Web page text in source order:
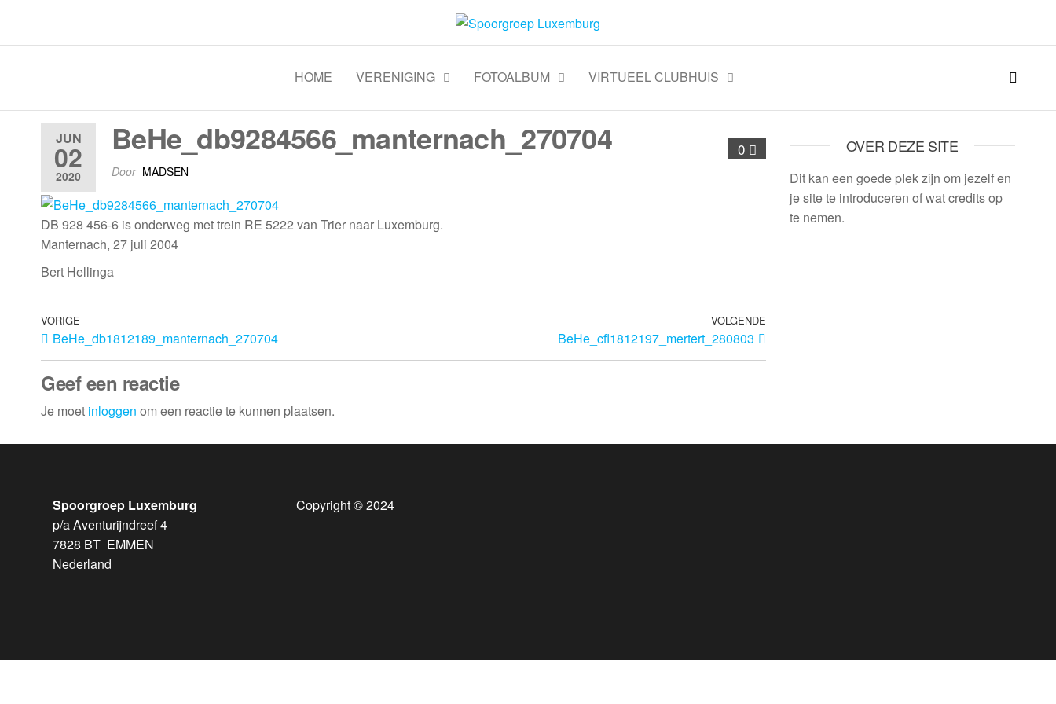
Spoorgroep Luxemburg
HOME VERENIGING FOTOALBUM VIRTUEEL CLUBHUIS
JUN
02
2020
0
BeHe_db9284566_manternach_270704
Door MADSEN
DB 928 456-6 is onderweg met trein RE 5222 van Trier naar Luxemburg.
Manternach, 27 juli 2004
Bert Hellinga
VORIGE
BeHe_db1812189_manternach_270704
VOLGENDE
BeHe_cfl1812197_mertert_280803
Geef een reactie
Je moet inloggen om een reactie te kunnen plaatsen.
OVER DEZE SITE
Dit kan een goede plek zijn om jezelf en
je site te introduceren of wat credits op
te nemen.
Spoorgroep Luxemburg
p/a Aventurijndreef 4
7828 BT EMMEN
Nederland
Copyright © 2024